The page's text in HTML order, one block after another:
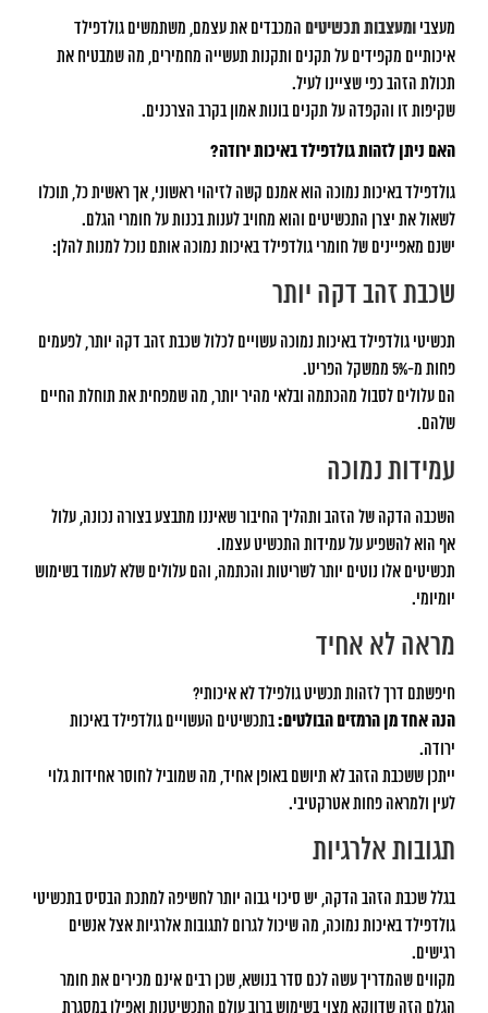
מעצבי ומעצבות תכשיטים המכבדים את עצמם, משתמשים גולדפילד
איכותיים מקפידים על תקנים ותקנות תעשייה מחמירים, מה שמבטיח את
תכולת הזהב כפי שציינו לעיל.
שקיפות זו והקפדה על תקנים בונות אמון בקרב הצרכנים.
האם ניתן לזהות גולדפילד באיכות ירודה?
גולדפילד באיכות נמוכה הוא אמנם קשה לזיהוי ראשוני, אך ראשית כל, תוכלו
לשאול את יצרן התכשיטים והוא מחויב לענות בכנות על חומרי הגלם.
ישנם מאפיינים של חומרי גולדפילד באיכות נמוכה אותם נוכל למנות להלן:
שכבת זהב דקה יותר
תכשיטי גולדפילד באיכות נמוכה עשויים לכלול שכבת זהב דקה יותר, לפעמים
פחות מ-5% ממשקל הפריט.
הם עלולים לסבול מהכתמה ובלאי מהיר יותר, מה שמפחית את תוחלת החיים
שלהם.
עמידות נמוכה
השכבה הדקה של הזהב ותהליך החיבור שאיננו מתבצע בצורה נכונה, עלול
אף הוא להשפיע על עמידות התכשיט עצמו.
תכשיטים אלו נוטים יותר לשריטות והכתמה, והם עלולים שלא לעמוד בשימוש
יומיומי.
מראה לא אחיד
חיפשתם דרך לזהות תכשיט גולפילד לא איכותי?
הנה אחד מן הרמזים הבולטים:בתכשיטים העשויים גולדפילד באיכות
ירודה.
ייתכן ששכבת הזהב לא תיושם באופן אחיד, מה שמוביל לחוסר אחידות גלוי
לעין ולמראה פחות אטרקטיבי.
תגובות אלרגיות
בגלל שכבת הזהב הדקה, יש סיכוי גבוה יותר לחשיפה למתכת הבסיס בתכשיטי
גולדפילד באיכות נמוכה, מה שיכול לגרום לתגובות אלרגיות אצל אנשים
רגישים.
מקווים שהמדריך עשה לכם סדר בנושא, שכן רבים אינם מכירים את חומר
הגלם הזה שדווקא מצוי בשימוש ברוב עולם התכשיטנות ואפילו במסגרת